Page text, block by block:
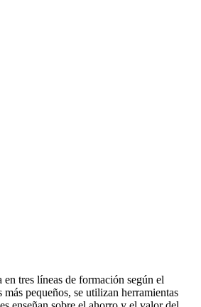
tres líneas de formación según el
pequeños, se utilizan herramientas